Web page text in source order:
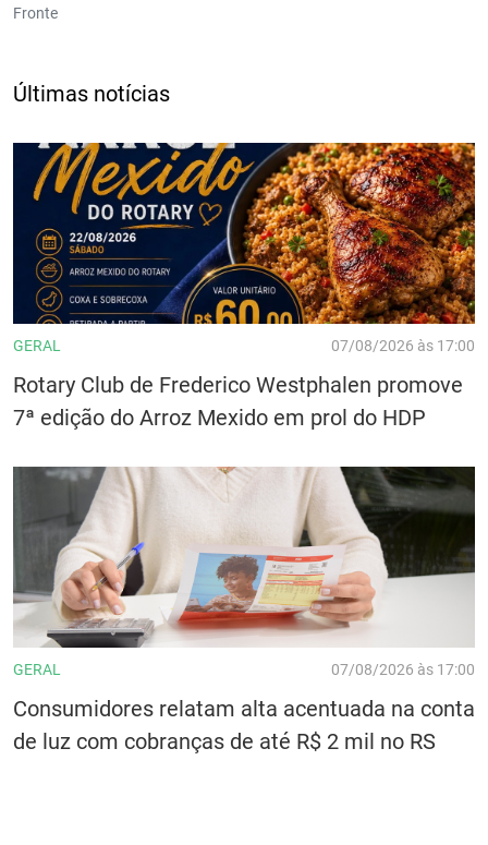
Fronte
Últimas notícias
GERAL 07/08/2026 às 17:00
Rotary Club de Frederico Westphalen promove
7ª edição do Arroz Mexido em prol do HDP
GERAL 07/08/2026 às 17:00
Consumidores relatam alta acentuada na conta
de luz com cobranças de até R$ 2 mil no RS